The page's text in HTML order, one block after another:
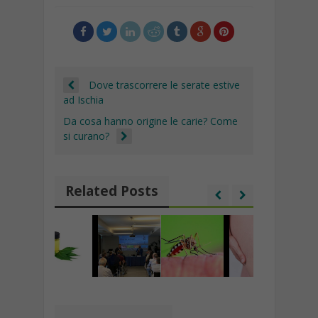
k p at
n
k
di
Dove trascorrere le serate estive
ad Ischia
Da cosa hanno origine le carie? Come
si curano?
Related Posts